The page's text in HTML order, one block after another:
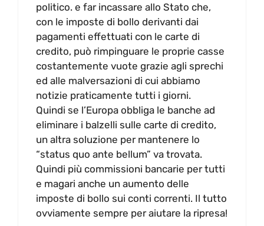
politico. e far incassare allo Stato che,
con le imposte di bollo derivanti dai
pagamenti effettuati con le carte di
credito, può rimpinguare le proprie casse
costantemente vuote grazie agli sprechi
ed alle malversazioni di cui abbiamo
notizie praticamente tutti i giorni.
Quindi se l’Europa obbliga le banche ad
eliminare i balzelli sulle carte di credito,
un altra soluzione per mantenere lo
“status quo ante bellum” va trovata.
Quindi più commissioni bancarie per tutti
e magari anche un aumento delle
imposte di bollo sui conti correnti. Il tutto
ovviamente sempre per aiutare la ripresa!